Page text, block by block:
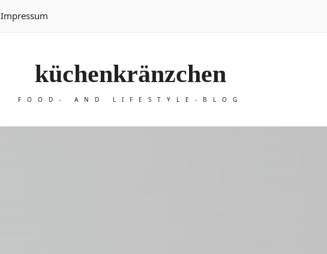
Impressum
küchenkränzchen
FOOD- AND LIFESTYLE-BLOG